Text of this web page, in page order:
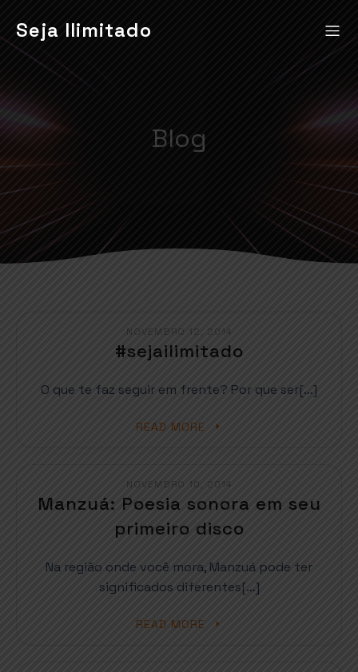
Seja Ilimitado
Blog
NOVEMBRO 12, 2014
#sejailimitado
O que te faz seguir em frente? Por que ser[…]
READ MORE
NOVEMBRO 10, 2014
Manzuá: Poesia sonora em seu
primeiro disco
Na região onde você mora, Manzuá pode ter
significados diferentes[…]
READ MORE